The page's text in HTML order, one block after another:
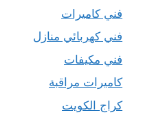
فني كاميرات
فني كهربائي منازل
فني مكيفات
كاميرات مراقبة
كراج الكويت